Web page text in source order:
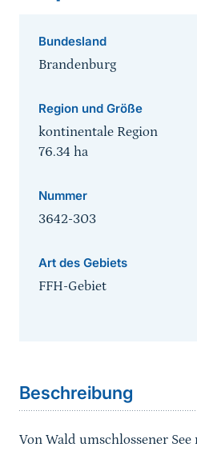
Bundesland
Brandenburg
Region und Größe
kontinentale Region
76.34 ha
Nummer
3642-303
Art des Gebiets
FFH-Gebiet
Beschreibung
Von Wald umschlossener